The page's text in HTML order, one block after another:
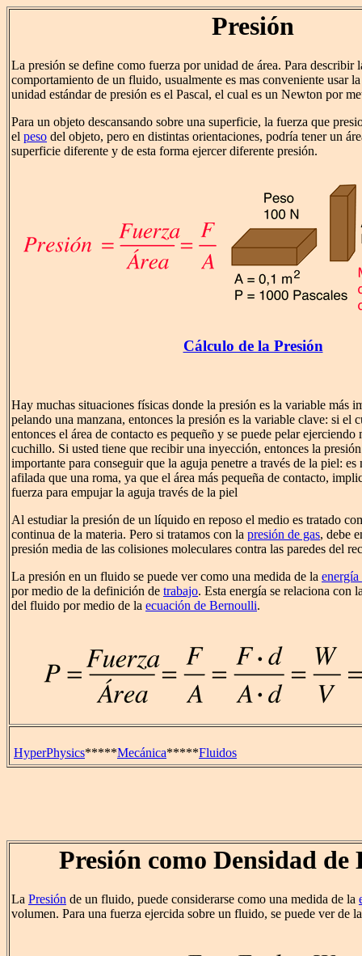
Presión
La presión se define como fuerza por unidad de área. Para describir
comportamiento de un fluido, usualmente es mas conveniente usar
unidad estándar de presión es el Pascal, el cual es un Newton por
Para un objeto descansando sobre una superficie, la fuerza que
el peso del objeto, pero en distintas orientaciones, podría tener un
superficie diferente y de esta forma ejercer diferente presión.
Cálculo de la Presión
Hay muchas situaciones físicas donde la presión es la variable más
pelando una manzana, entonces la presión es la variable clave: si el
entonces el área de contacto es pequeño y se puede pelar ejerciendo
cuchillo. Si usted tiene que recibir una inyección, entonces la
importante para conseguir que la aguja penetre a través de la piel: es
afilada que una roma, ya que el área más pequeña de contacto,
fuerza para empujar la aguja través de la piel
Al estudiar la presión de un líquido en reposo el medio es tratado
continua de la materia. Pero si tratamos con la presión de gas, debe
presión media de las colisiones moleculares contra las paredes del
La presión en un fluido se puede ver como una medida de la
por medio de la definición de trabajo. Esta energía se relaciona con
del fluido por medio de la ecuación de Bernoulli.
HyperPhysics*****Mecánica*****Fluidos
Presión como Densidad de
La Presión de un fluido, puede considerarse como una medida de la
volumen. Para una fuerza ejercida sobre un fluido, se puede ver de